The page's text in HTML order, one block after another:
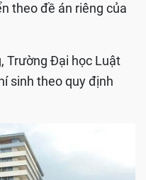
theo đề án riêng của
Trường Đại học Luật
sinh theo quy định